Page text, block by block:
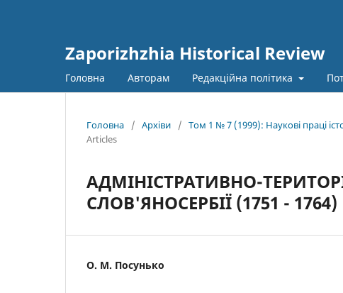
Zaporizhzhia Historical Review
Головна Авторам Редакційна політика
Головна / Архіви / Том 1 № 7 (1999): Наукові праці
Articles
АДМІНІСТРАТИВНО-
СЛОВ'ЯНОСЕРБІЇ (1751 - 1764)
О. М. Посунько